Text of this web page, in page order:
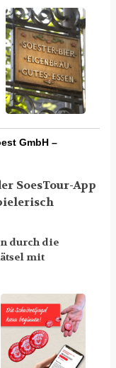
GmbH –
SoesTour-App
durch die
mit